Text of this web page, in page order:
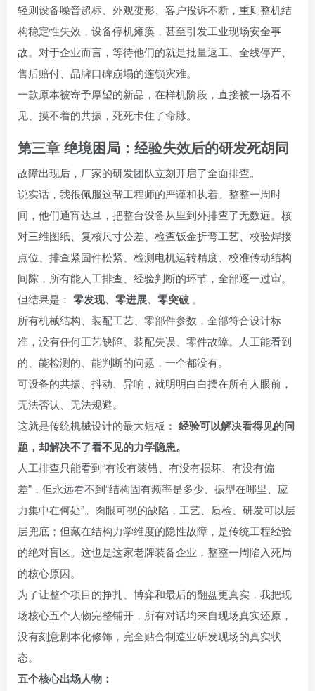
轻则设备噪音超标、外观变形、客户投诉不断，重则整机结
构稳定性失效，设备停机瘫痪，甚至引发工业现场安全事
故。对于企业而言，等待他们的就是批量返工、全线停产、
售后赔付、品牌口碑崩塌的连锁灾难。
一款原本被寄予厚望的新品，在样机阶段，直接被一场看不
见、摸不着的共振，死死卡住了命脉。
第三章 绝境困局：经验失效后的研发死胡同
故障出现后，厂家的研发团队立刻开启了全面排查。
说实话，我很佩服这帮工程师的严谨和执着。整整一周时
间，他们通宵达旦，把整台设备从里到外排查了无数遍。核
对三维图纸、复核尺寸公差、检查钣金折弯工艺、校验焊接
点位、排查紧固件松紧、检测电机运转精度、校准传动结构
间隙，所有能人工排查、经验判断的环节，全部逐一过审。
但结果是： 零发现、零进展、零突破 。
所有机械结构、装配工艺、零部件参数，全部符合设计标
准，没有任何工艺缺陷、装配失误、零件故障。人工能看到
的、能检测的、能判断的问题，一个都没有。
可设备的共振、抖动、异响，就明明白白摆在所有人眼前，
无法否认、无法规避。
这就是传统机械设计的最大短板： 经验可以解决看得见的问
题，却解决不了看不见的力学隐患。
人工排查只能看到“有没有装错、有没有损坏、有没有偏
差”，但永远看不到“结构固有频率是多少、振型在哪里、应
力集中在何处”。肉眼可视的缺陷，工艺、质检、研发可以层
层兜底；但藏在结构力学维度的隐性故障，是传统工程经验
的绝对盲区。这也是这家老牌装备企业，整整一周陷入死局
的核心原因。
为了让整个项目的挣扎、博弈和最后的翻盘更真实，我把现
场核心五个人物完整铺开，所有对话均来自现场真实还原，
没有刻意剧本化修饰，完全贴合制造业研发现场的真实状
态。
五个核心出场人物：